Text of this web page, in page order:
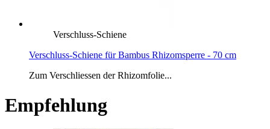
Verschluss-Schiene
Verschluss-Schiene für Bambus Rhizomsperre - 70 cm
Zum Verschliessen der Rhizomfolie...
Empfehlung